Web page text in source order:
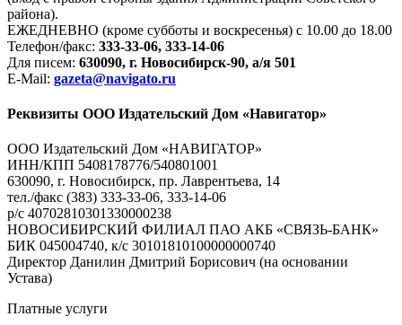
района).
ЕЖЕДНЕВНО (кроме субботы и воскресенья) с 10.00 до 18.00
Телефон/факс: 333-33-06, 333-14-06
Для писем: 630090, г. Новосибирск-90, а/я 501
E-Mail: gazeta@navigato.ru
Реквизиты ООО Издательский Дом «Навигатор»
ООО Издательский Дом «НАВИГАТОР»
ИНН/КПП 5408178776/540801001
630090, г. Новосибирск, пр. Лаврентьева, 14
тел./факс (383) 333-33-06, 333-14-06
р/с 40702810301330000238
НОВОСИБИРСКИЙ ФИЛИАЛ ПАО АКБ «СВЯЗЬ-БАНК»
БИК 045004740, к/с 30101810100000000740
Директор Данилин Дмитрий Борисович (на основании
Устава)
Платные услуги